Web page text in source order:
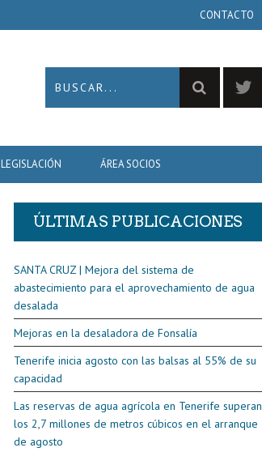
CONTACTO
LEGISLACIÓN ÁREA SOCIOS
ÚLTIMAS PUBLICACIONES
SANTA CRUZ | Mejora del sistema de
abastecimiento para el aprovechamiento de agua
desalada
Mejoras en la desaladora de Fonsalía
Tenerife inicia agosto con las balsas al 55% de su
capacidad
Las reservas de agua agrícola en Tenerife superan
los 2,7 millones de metros cúbicos en el arranque
de agosto